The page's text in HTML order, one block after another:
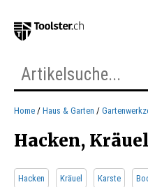
Home Haus & Garten
Hacken,
Hacken Kräuel Karste